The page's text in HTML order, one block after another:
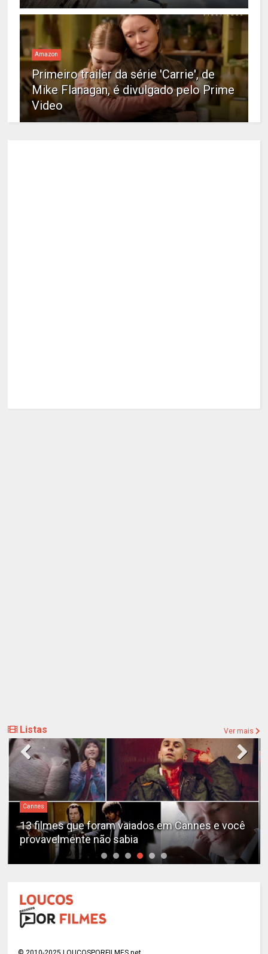
Amazon
Primeiro trailer da série 'Carrie', de
Mike Flanagan, é divulgado pelo Prime
Video
Listas Ver mais
Cannes
13 filmes que foram vaiados em Cannes e você
provavelmente não sabia